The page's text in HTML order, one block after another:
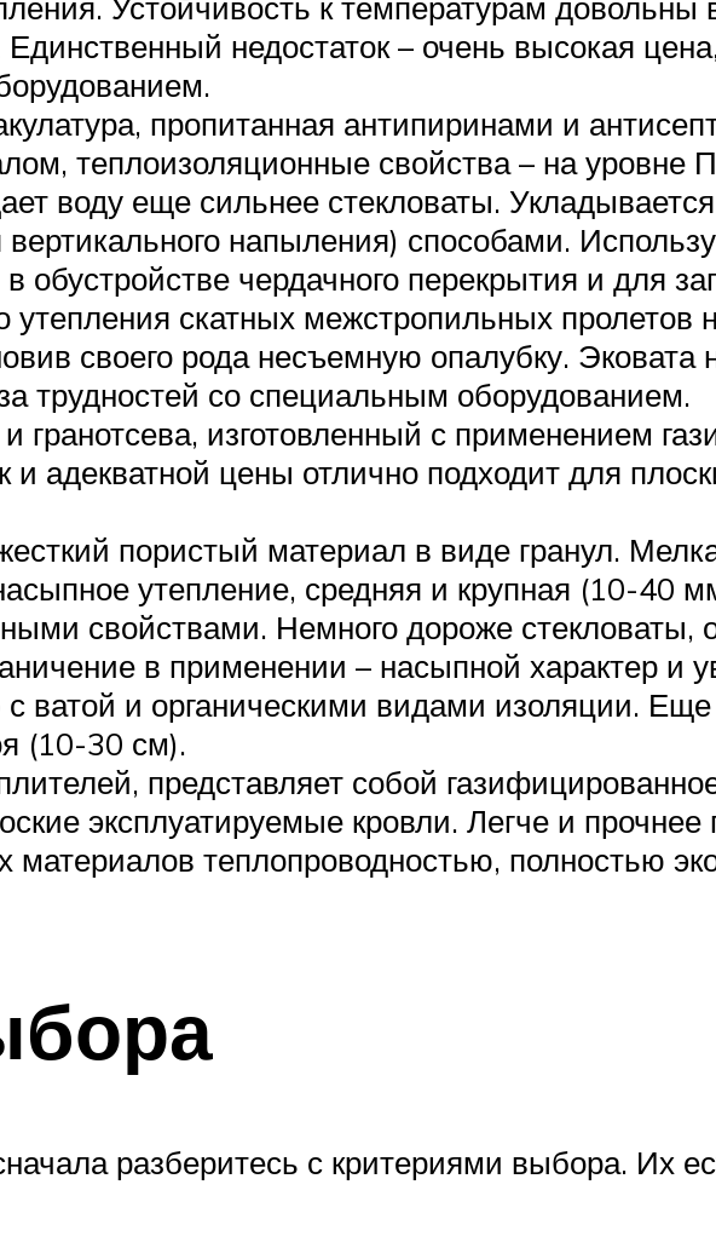
Единственный недостаток – очень высокая
пропитанная антипиринами и
теплоизоляционные свойства – на
воду еще сильнее стекловаты.
напыления) способами.
чердачного перекрытия и для
скатных межстропильных пролетов
своего рода несъемную опалубку. Эковата
трудностей со специальным оборудованием.
гранотсева, изготовленный с применением
и адекватной цены отлично подходит для
пористый материал в виде гранул.
утепление, средняя и крупная (10-40
свойствами. Немного дороже стекловаты,
в применении – насыпной характер и
ватой и органическими видами изоляции. Еще
(10-30 см).
представляет собой
эксплуатируемые кровли. Легче и прочнее
материалов теплопроводностью, полностью
разберитесь с критериями выбора. Их